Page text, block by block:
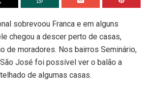
sobrevoou Franca e em alguns
chegou a descer perto de casas,
de moradores. Nos bairros Seminário,
José foi possível ver o balão a
de algumas casas.